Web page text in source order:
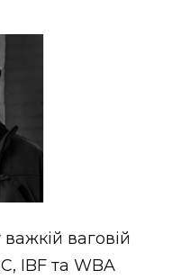
ваговій
IBF та WBA